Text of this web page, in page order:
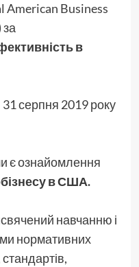
American Business
в
серпня 2019 року
є ознайомлення
в США.
навчанню і
нормативних